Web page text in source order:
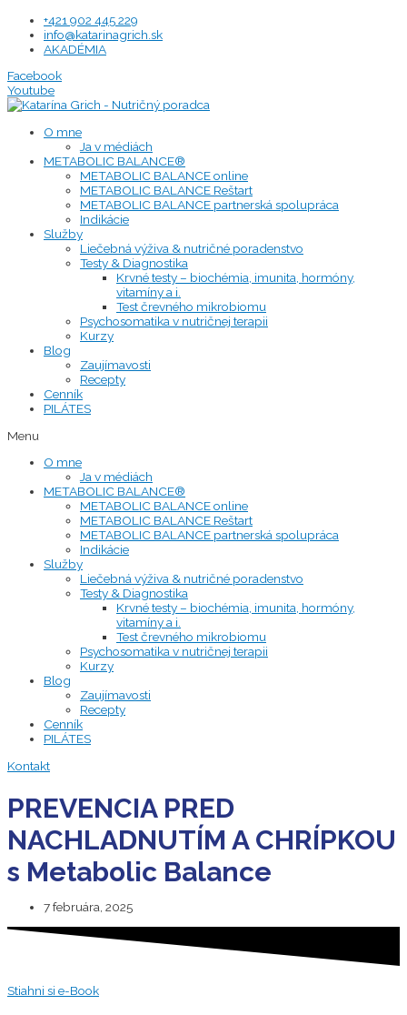
Preskočiť
obsah
+421 902 445 229
info@katarinagrich.sk
AKADÉMIA
Facebook
Youtube
O mne
Ja v médiách
METABOLIC BALANCE®
METABOLIC BALANCE online
METABOLIC BALANCE Reštart
METABOLIC BALANCE partnerská spolupráca
Indikácie
Služby
Liečebná výživa & nutričné poradenstvo
Testy & Diagnostika
Krvné testy – biochémia, imunita, hormóny,
vitamíny a i.
Test črevného mikrobiomu
Psychosomatika v nutričnej terapii
Kurzy
Blog
Zaujímavosti
Recepty
Cenník
PILÁTES
Menu
O mne
Ja v médiách
METABOLIC BALANCE®
METABOLIC BALANCE online
METABOLIC BALANCE Reštart
METABOLIC BALANCE partnerská spolupráca
Indikácie
Služby
Liečebná výživa & nutričné poradenstvo
Testy & Diagnostika
Krvné testy – biochémia, imunita, hormóny,
vitamíny a i.
Test črevného mikrobiomu
Psychosomatika v nutričnej terapii
Kurzy
Blog
Zaujímavosti
Recepty
Cenník
PILÁTES
Kontakt
PREVENCIA PRED
NACHLADNUTÍM A CHRÍPKOU
s Metabolic Balance
7 februára, 2025
Stiahni si e-Book